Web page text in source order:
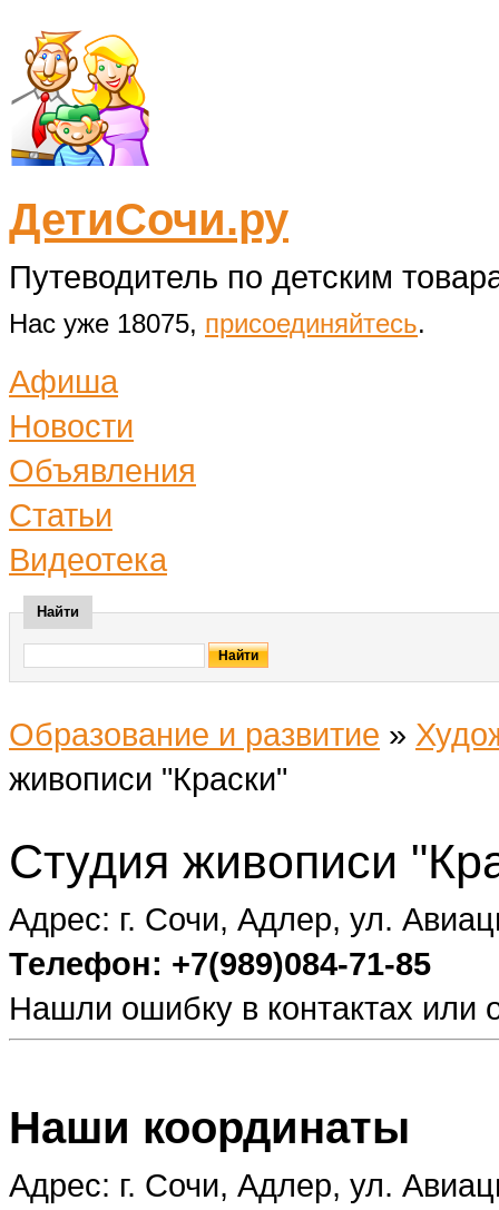
ДетиСочи.ру
Путеводитель по детским
Нас уже 18075, присоединяйтесь.
Афиша
Новости
Объявления
Статьи
Видеотека
Найти
Образование и развитие »
живописи "Краски"
Студия живописи
Адрес: г. Сочи, Адлер, ул.
Телефон: +7(989)084-71-85
Нашли ошибку в контактах
Наши координаты
Адрес: г. Сочи, Адлер, ул.